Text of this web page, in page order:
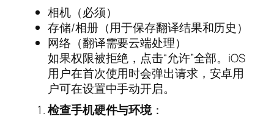
相机（必须）
存储/相册（用于保存翻译结果和历史）
网络（翻译需要云端处理）
如果权限被拒绝，点击“允许”全部。iOS
用户在首次使用时会弹出请求，安卓用
户可在设置中手动开启。
检查手机硬件与环境：